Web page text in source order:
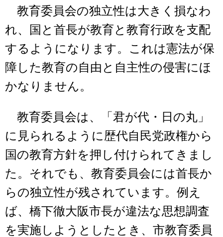
教育委員会の独立性は大きく損なわ
れ、国と首長が教育と教育行政を支配
するようになります。これは憲法が保
障した教育の自由と自主性の侵害にほ
かなりません。
教育委員会は、「君が代・日の丸」
に見られるように歴代自民党政権から
国の教育方針を押し付けられてきまし
た。それでも、教育委員会には首長か
らの独立性が残されています。例え
ば、橋下徹大阪市長が違法な思想調査
を実施しようとしたとき、市教育委員